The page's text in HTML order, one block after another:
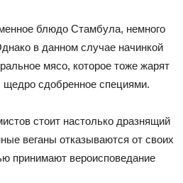
блюдо Стамбула, немного
в данном случае начинкой
мясо, которое тоже жарят
щедро сдобренное специями.
стоит настолько дразнящий
веганы отказываются от своих
принимают вероисповедание